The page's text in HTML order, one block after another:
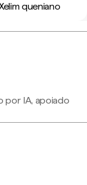
queniano
por IA, apoiado